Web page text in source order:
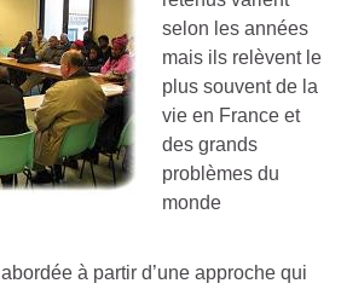
selon les années
mais ils relèvent le
plus souvent de la
vie en France et
des grands
problèmes du
monde
abordée à partir d’une approche qui